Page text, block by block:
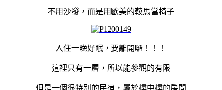
不用沙發，而是用歐美的鞍馬當椅子
入住一晚好眠，要離開囉！！！
這裡只有一層，所以能參觀的有限
但是一個很特別的民宿，屬於樓中樓的房間